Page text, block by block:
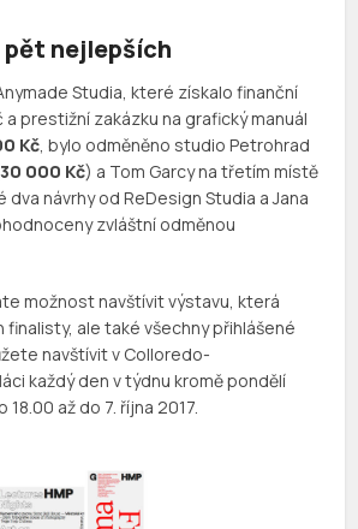
pět nejlepších
Studia, které získalo finanční
a prestižní zakázku na grafický manuál
Kč , bylo odměněno studio Petrohrad
30 000 Kč) a Tom Garcy na třetím místě
dva návrhy od ReDesign Studia a Jana
zvláštní odměnou
možnost navštívit výstavu, která
ale také všechny přihlášené
navštívit v Colloredo-
každý den v týdnu kromě pondělí
až do 7. října 2017.